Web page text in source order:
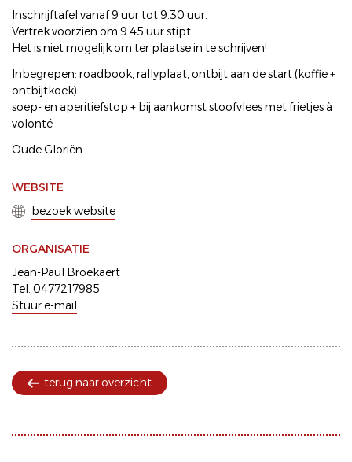
Inschrijftafel vanaf 9 uur tot 9.30 uur.
Vertrek voorzien om 9.45 uur stipt.
Het is niet mogelijk om ter plaatse in te schrijven!
Inbegrepen: roadbook, rallyplaat, ontbijt aan de start (koffie +
ontbijtkoek)
soep- en aperitiefstop + bij aankomst stoofvlees met frietjes à
volonté
Oude Gloriën
WEBSITE
bezoek website
ORGANISATIE
Jean-Paul Broekaert
Tel. 0477217985
Stuur e-mail
terug naar overzicht